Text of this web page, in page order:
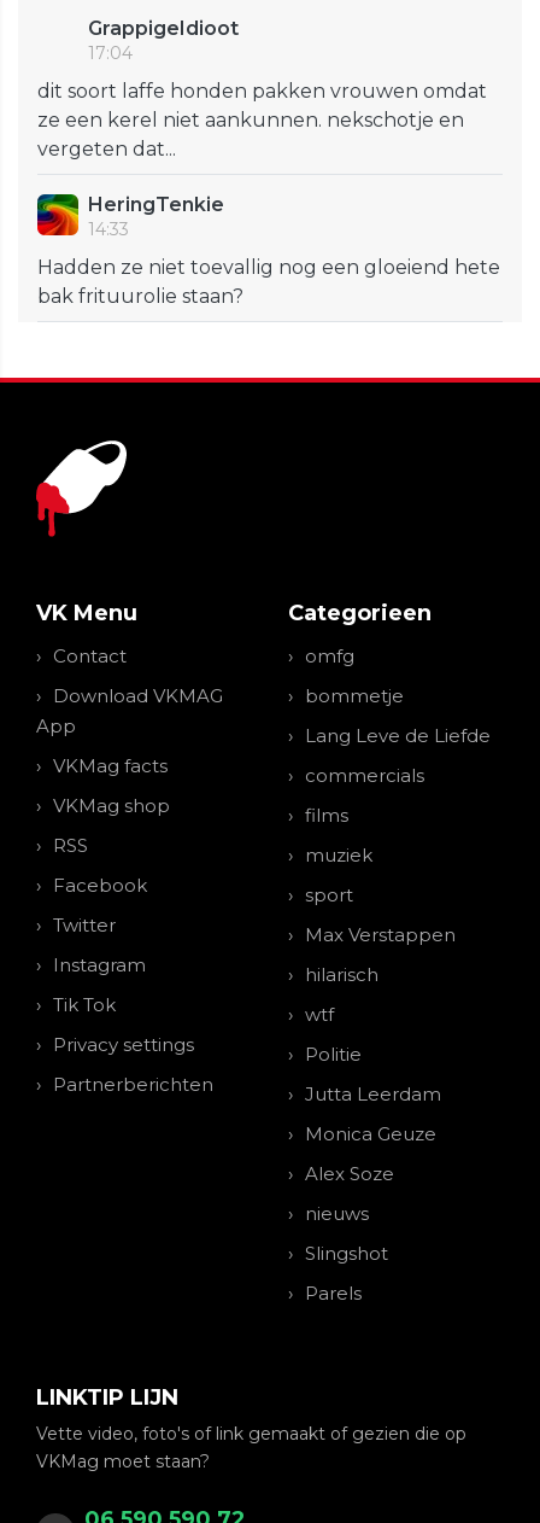
GrappigeIdioot
17:04
dit soort laffe honden pakken vrouwen omdat
ze een kerel niet aankunnen. nekschotje en
vergeten dat...
HeringTenkie
14:33
Hadden ze niet toevallig nog een gloeiend hete
bak frituurolie staan?
VK Menu
Contact
Download VKMAG
App
VKMag facts
VKMag shop
RSS
Facebook
Twitter
Instagram
Tik Tok
Privacy settings
Partnerberichten
Categorieen
omfg
bommetje
Lang Leve de Liefde
commercials
films
muziek
sport
Max Verstappen
hilarisch
wtf
Politie
Jutta Leerdam
Monica Geuze
Alex Soze
nieuws
Slingshot
Parels
LINKTIP LIJN
Vette video, foto's of link gemaakt of gezien die op
VKMag moet staan?